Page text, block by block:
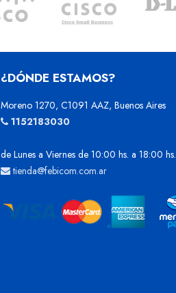
¿DÓNDE ESTAMOS?
Moreno 1270, C1091 AAZ, Buenos Aires
1152183030
de Lunes a Viernes de 10:00 hs. a 18:00 hs.
tienda@febicom.com.ar